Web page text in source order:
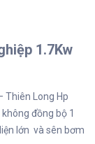
1.7Kw
Thiên Long Hp
đồng bộ 1
lớn và sên bơm